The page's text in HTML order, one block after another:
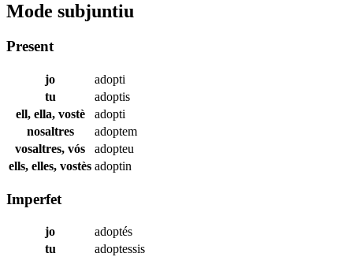
Mode subjuntiu
Present
jo
adopti
tu
adoptis
ell, ella, vostè
adopti
nosaltres
adoptem
vosaltres, vós
adopteu
ells, elles, vostès adoptin
Imperfet
jo
adoptés
tu
adoptessis